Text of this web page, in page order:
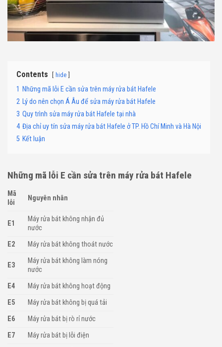
Contents hide
1 Những mã lỗi E cần sửa trên máy rửa bát Hafele
2 Lý do nên chọn Á Âu để sửa máy rửa bát Hafele
3 Quy trình sửa máy rửa bát Hafele tại nhà
4 Địa chỉ uy tín sửa máy rửa bát Hafele ở TP. Hồ Chí Minh và Hà Nội
5 Kết luận
Những mã lỗi E cần sửa trên máy rửa bát Hafele
Mã
lỗi
Nguyên nhân
E1
Máy rửa bát không nhận đủ
nước
E2
Máy rửa bát không thoát nước
E3
Máy rửa bát không làm nóng
nước
E4
Máy rửa bát không hoạt động
E5
Máy rửa bát không bị quá tải
E6
Máy rửa bát bị rò rỉ nước
E7
Máy rửa bát bị lỗi điện